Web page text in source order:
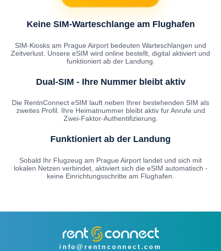
Keine SIM-Warteschlange am Flughafen
SIM-Kiosks am Prague Airport bedeuten Warteschlangen und
Zeitverlust. Unsere eSIM wird online bestellt, digital aktiviert und
funktioniert ab der Landung.
Dual-SIM - Ihre Nummer bleibt aktiv
Die RentnConnect eSIM lauft neben Ihrer bestehenden SIM als
zweites Profil. Ihre Heimatnummer bleibt aktiv fur Anrufe und
Zwei-Faktor-Authentifizierung.
Funktioniert ab der Landung
Sobald Ihr Flugzeug am Prague Airport landet und sich mit
lokalen Netzen verbindet, aktiviert sich die eSIM automatisch -
keine Einrichtungsschritte am Flughafen.
info@rentnconnect.com